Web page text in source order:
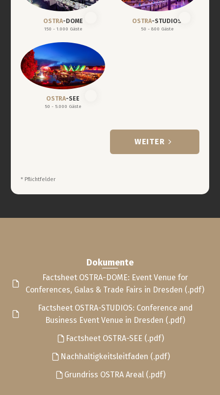
OSTRA-DOME
150 - 1.000 Gäste
OSTRA-STUDIOS
50 - 800 Gäste
OSTRA-SEE
50 - 5.000 Gäste
WEITER
* Pflichtfelder
Dokumente
Factsheet OSTRA-DOME: Event Venue for
Conferences, Galas & Trade Fairs in Dresden (.pdf)
Factsheet OSTRA-STUDIOS: Conference and
Business Event Venue in Dresden (.pdf)
Factsheet OSTRA-SEE (.pdf)
Nachhaltigkeitsleitfaden (.pdf)
Grundriss OSTRA Areal (.pdf)